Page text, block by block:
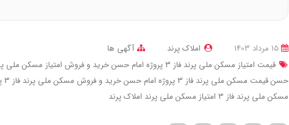
املاک پرند
آگهی ها
قیمت امتیاز مسکن ملی پرند فاز 3 پروژه امام حسن
حسنقیمت مسکن ملی پرند فاز 3 پروژه امام حسن
خرید و فروش مسکن ملی پرند فاز 3 پروژه امام حسن
مسکن ملی پرند فاز 3
امتیاز مسکن ملی پرند املاک پرند